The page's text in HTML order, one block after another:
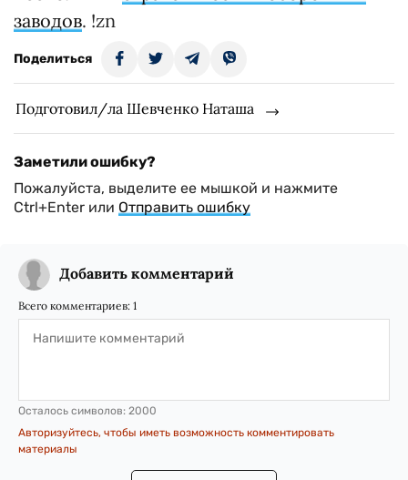
заводов. !zn
Поделиться
Подготовил/ла Шевченко Наташа
Заметили ошибку?
Пожалуйста, выделите ее мышкой и нажмите
Ctrl+Enter или Отправить ошибку
Добавить комментарий
Всего комментариев: 1
Осталось символов: 2000
Авторизуйтесь, чтобы иметь возможность комментировать
материалы